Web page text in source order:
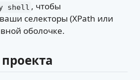
shell , чтобы
селекторы (XPath или
оболочке.